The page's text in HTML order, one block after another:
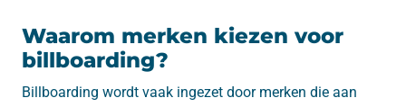
Waarom merken kiezen voor
billboarding?
Billboarding wordt vaak ingezet door merken die aan